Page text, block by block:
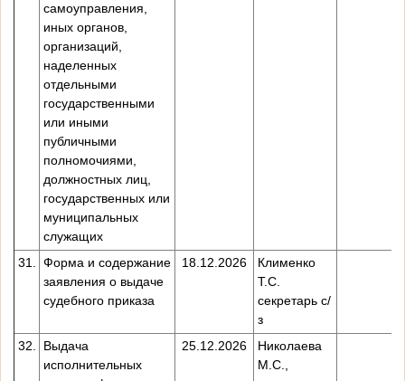
самоуправления,
иных органов,
организаций,
наделенных
отдельными
государственными
или иными
публичными
полномочиями,
должностных лиц,
государственных или
муниципальных
служащих
31. Форма и содержание
заявления о выдаче
судебного приказа
18.12.2026
Клименко
Т.С.
секретарь с/
з
32.
Выдача
исполнительных
25.12.2026
Николаева
М.С.,